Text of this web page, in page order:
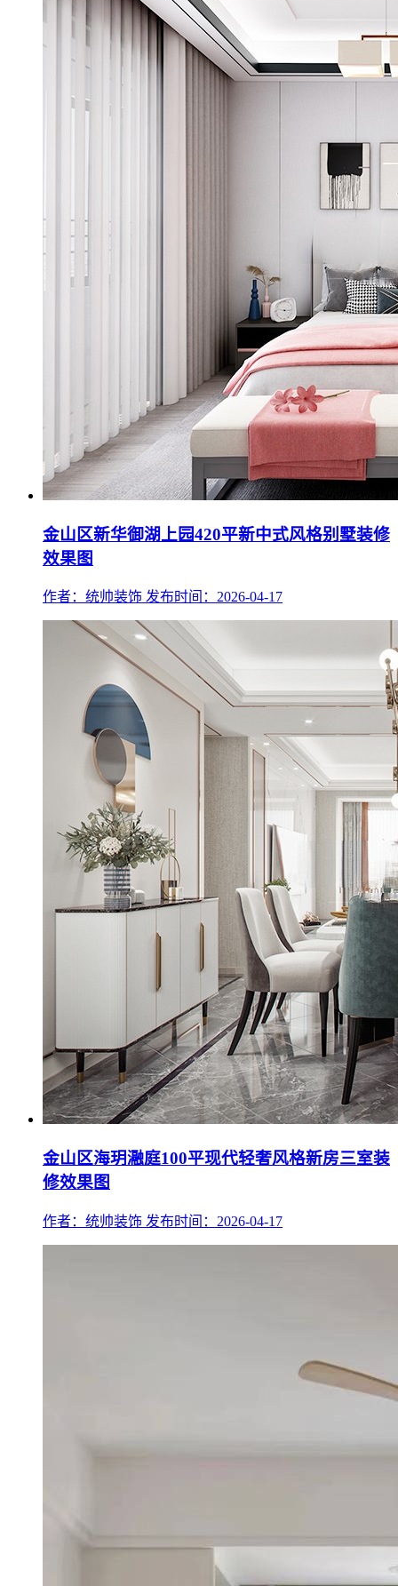
金山区新华御湖上园420平新中式风格别墅装修
效果图
作者：统帅装饰 发布时间：2026-04-17
金山区海玥瀜庭100平现代轻奢风格新房三室装
修效果图
作者：统帅装饰 发布时间：2026-04-17